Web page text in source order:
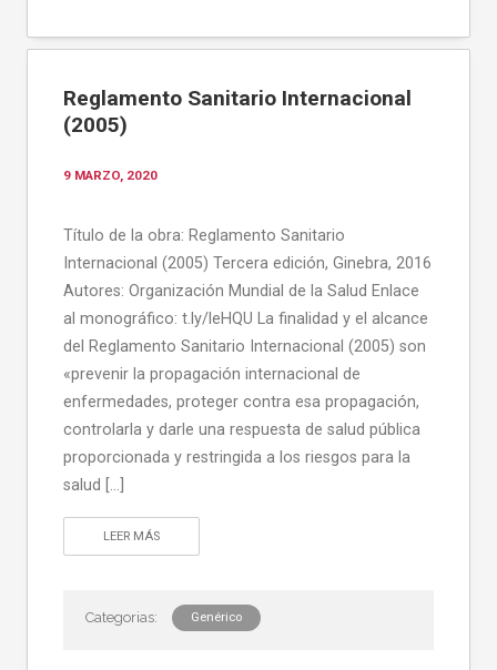
Reglamento Sanitario Internacional
(2005)
9 MARZO, 2020
Título de la obra: Reglamento Sanitario
Internacional (2005) Tercera edición, Ginebra, 2016
Autores: Organización Mundial de la Salud Enlace
al monográfico: t.ly/leHQU La finalidad y el alcance
del Reglamento Sanitario Internacional (2005) son
«prevenir la propagación internacional de
enfermedades, proteger contra esa propagación,
controlarla y darle una respuesta de salud pública
proporcionada y restringida a los riesgos para la
salud […]
LEER MÁS
Genérico